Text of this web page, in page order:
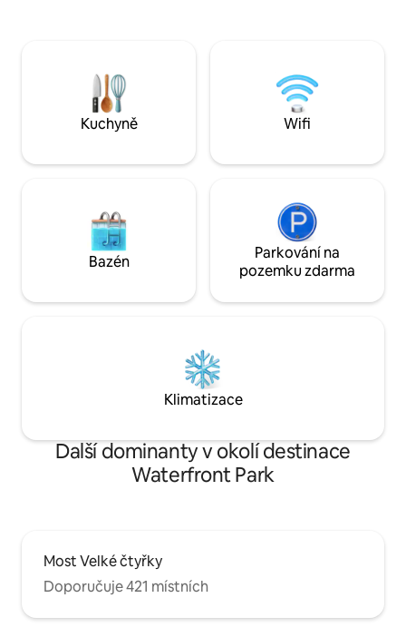
nábytek a výtvarné umění vás přivítají v
plně modernizovaném domě s
centrálním topením, ventilací a
parkováním,
potřebným pro
pobyty.
Kuchyně Wifi
Bazén
Parkování na
pozemku zdarma
Klimatizace
Další dominanty v okolí destinace
Waterfront Park
Most Velké čtyřky
Doporučuje 421 místních